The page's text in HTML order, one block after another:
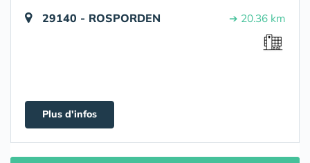
29140 - ROSPORDEN ➔ 20.36 km
Plus d'infos